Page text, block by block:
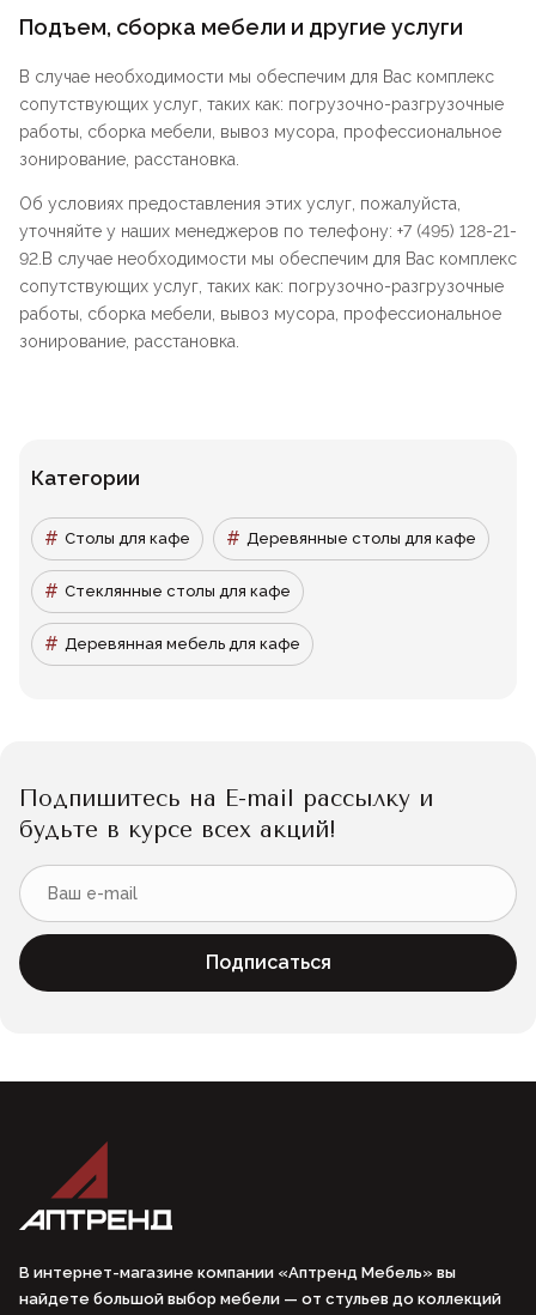
Подъем, сборка мебели и другие услуги
В случае необходимости мы обеспечим для Вас комплекс
сопутствующих услуг, таких как: погрузочно-разгрузочные
работы, сборка мебели, вывоз мусора, профессиональное
зонирование, расстановка.
Об условиях предоставления этих услуг, пожалуйста,
уточняйте у наших менеджеров по телефону: +7 (495) 128-21-
92.В случае необходимости мы обеспечим для Вас комплекс
сопутствующих услуг, таких как: погрузочно-разгрузочные
работы, сборка мебели, вывоз мусора, профессиональное
зонирование, расстановка.
Категории
Столы для кафе Деревянные столы для кафе
Стеклянные столы для кафе
Деревянная мебель для кафе
Подпишитесь на E-mail рассылку и
будьте в курсе всех акций!
Подписаться
В интернет-магазине компании «Аптренд Мебель» вы
найдете большой выбор мебели — от стульев до коллекций